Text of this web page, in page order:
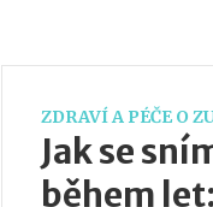
ZDRAVÍ A PÉČE O
Jak se
během